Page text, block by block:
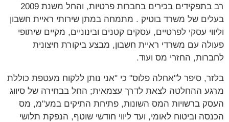
רב בתפקידים בכירים בחברות פרטיות, והחל משנת 2009
בעלים של משרד בוטיק . מתמחה במתן שירותי ראיית חשבון
וליווי עסקי לפרטיים, עסקים קטנים ובינוניים, מקיים שיתופי
פעולה עם משרדי ראיית חשבון, מבצע ביקורת חיצונית
לחברות, החזרי מס ועוד.
בלזר, סיפר ל"אחלה פלוס" כי "אני נותן ללקוח מעטפת כוללת
מרגע ההחלטה לצאת לדרך עצמאית; החל בבחירה של סיווג
העסק ברשויות המס השונות, פתיחת התיקים במע"מ, מס
הכנסה וביטוח לאומי, ועד ליווי חודשי שוטף, הנפקת תלושי